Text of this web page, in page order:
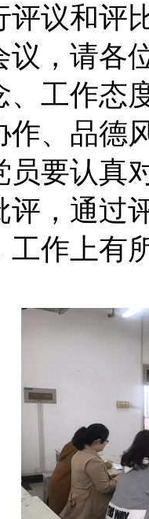
评议和评
议，请各
、工作态
作、品德
员要认真
评，通过
工作上